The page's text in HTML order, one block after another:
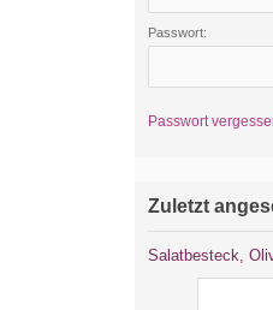
Passwort:
Passwort
Zuletzt
Salatbesteck,